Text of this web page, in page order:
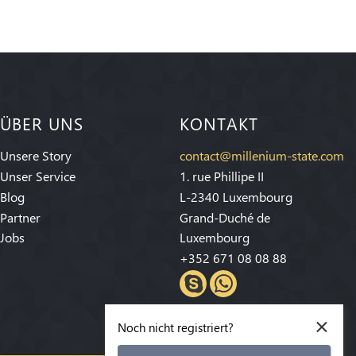
ÜBER UNS
Unsere Story
Unser Service
Blog
Partner
Jobs
KONTAKT
contact@millenium-state.com
1. rue Phillipe II
L-2340 Luxembourg
Grand-Duché de
Luxembourg
+352 671 08 08 88
×
Noch nicht registriert?